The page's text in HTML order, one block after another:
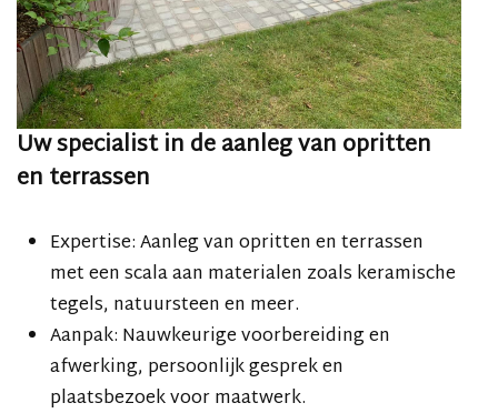
Uw specialist in de aanleg van opritten
en terrassen
Expertise: Aanleg van opritten en terrassen
met een scala aan materialen zoals keramische
tegels, natuursteen en meer.
Aanpak: Nauwkeurige voorbereiding en
afwerking, persoonlijk gesprek en
plaatsbezoek voor maatwerk.